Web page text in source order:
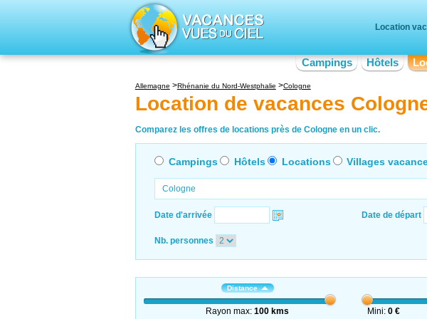
Location
Campings Hôtels
Allemagne Rhénanie du Nord-Westphalie Cologne
Location de vacances
Comparez les offres de locations près de Cologne en un clic.
Campings Hôtels Locations Villages
Date d'arrivée Date de départ
Nb. personnes
Distance
Rayon max:100 kms Mini: 0 €